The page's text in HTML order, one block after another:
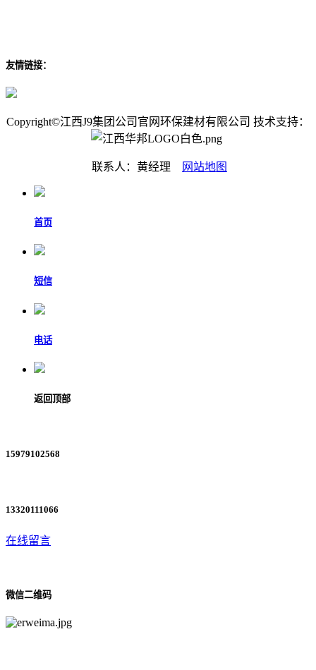
友情链接：
Copyright©江西J9集团公司官网环保建材有限公司 技术支持：
联系人：黄经理 网站地图
首页
短信
电话
返回顶部
15979102568
13320111066
在线留言
微信二维码